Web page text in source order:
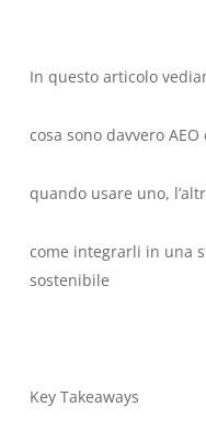
In questo articolo
cosa sono davvero AEO
quando usare uno,
come integrarli in una
sostenibile
Key Takeaways